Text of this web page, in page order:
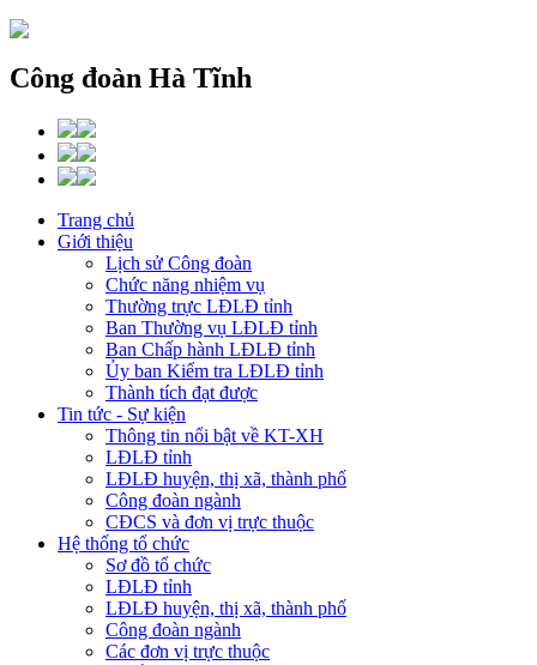
Công đoàn Hà Tĩnh
Trang chủ
Giới thiệu
Lịch sử Công đoàn
Chức năng nhiệm vụ
Thường trực LĐLĐ tỉnh
Ban Thường vụ LĐLĐ tỉnh
Ban Chấp hành LĐLĐ tỉnh
Ủy ban Kiểm tra LĐLĐ tỉnh
Thành tích đạt được
Tin tức - Sự kiện
Thông tin nổi bật về KT-XH
LĐLĐ tỉnh
LĐLĐ huyện, thị xã, thành phố
Công đoàn ngành
CĐCS và đơn vị trực thuộc
Hệ thống tổ chức
Sơ đồ tổ chức
LĐLĐ tỉnh
LĐLĐ huyện, thị xã, thành phố
Công đoàn ngành
Các đơn vị trực thuộc